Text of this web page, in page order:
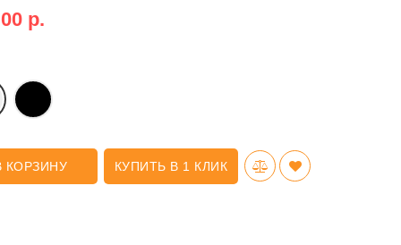
р.
КОРЗИНУ КУПИТЬ В 1 КЛИК